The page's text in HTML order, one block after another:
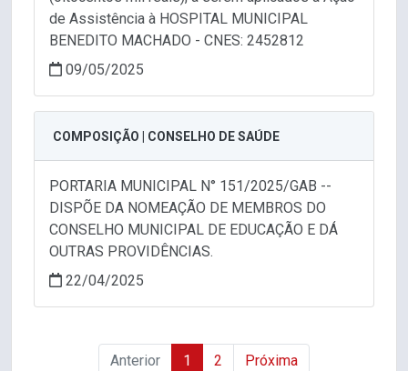
de Assistência à HOSPITAL MUNICIPAL
BENEDITO MACHADO - CNES: 2452812
09/05/2025
COMPOSIÇÃO | CONSELHO DE SAÚDE
PORTARIA MUNICIPAL N° 151/2025/GAB --
DISPÕE DA NOMEAÇÃO DE MEMBROS DO
CONSELHO MUNICIPAL DE EDUCAÇÃO E DÁ
OUTRAS PROVIDÊNCIAS.
22/04/2025
Anterior 1 2 Próxima